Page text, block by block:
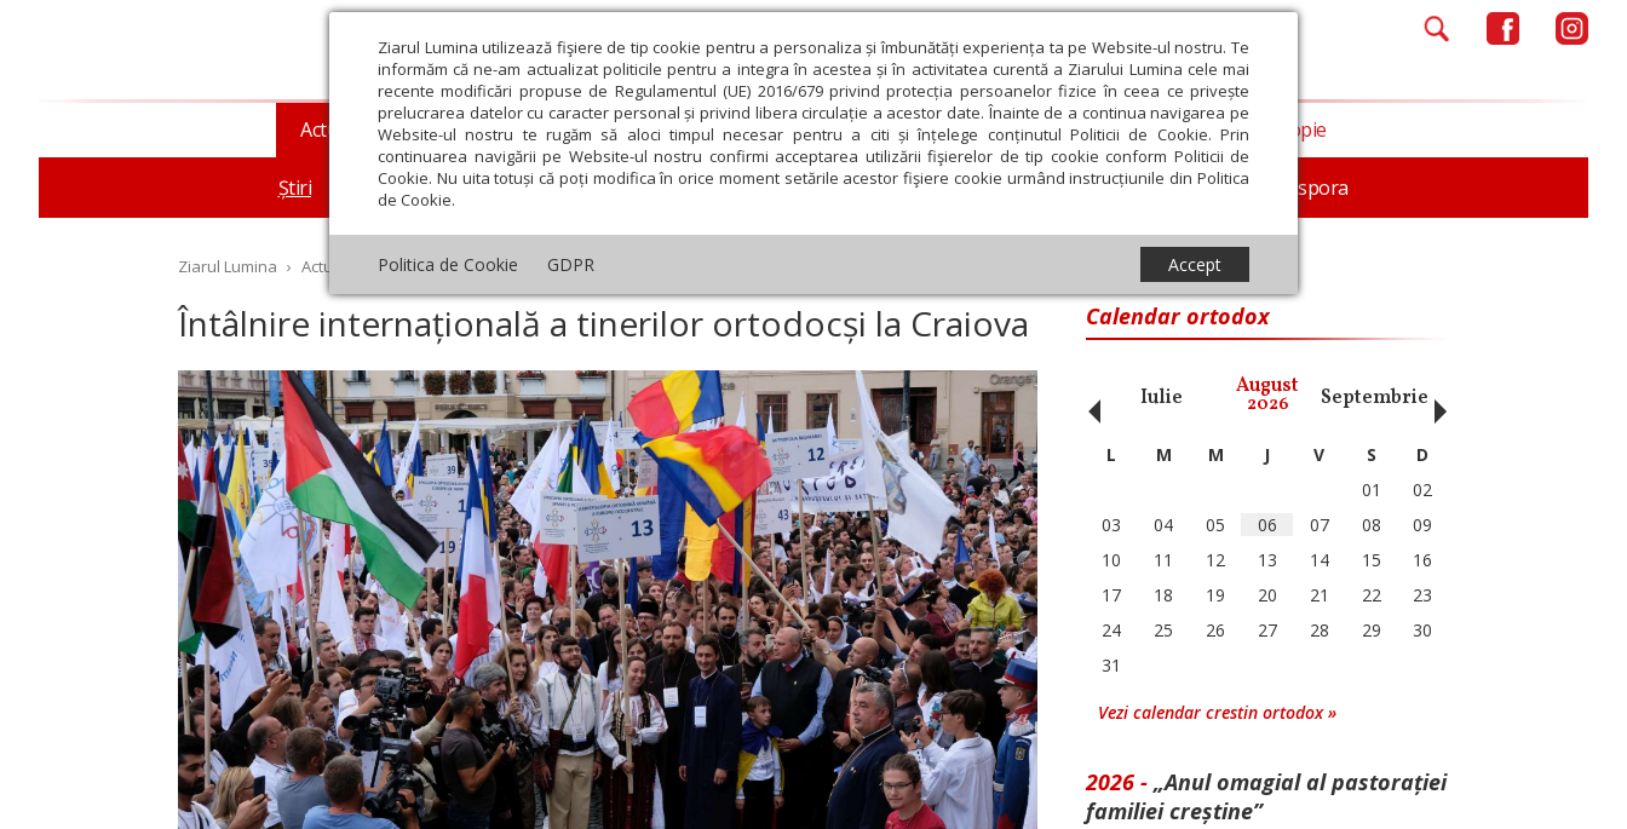
Ziarul Lumina utilizează fişiere de tip cookie pentru a personaliza și îmbunătăți experiența ta pe Website-ul nostru. Te
informăm că ne-am actualizat politicile pentru a integra în acestea și în activitatea curentă a Ziarului Lumina cele mai
recente modificări propuse de Regulamentul (UE) 2016/679 privind protecția persoanelor fizice în ceea ce privește
prelucrarea datelor cu caracter personal și privind libera circulație a acestor date. Înainte de a continua navigarea pe
Website-ul nostru te rugăm să aloci timpul necesar pentru a citi și înțelege conținutul Politicii de Cookie. Prin
continuarea navigării pe Website-ul nostru confirmi acceptarea utilizării fişierelor de tip cookie conform Politicii de
Cookie. Nu uita totuși că poți modifica în orice moment setările acestor fişiere cookie urmând instrucțiunile din Politica
de Cookie.
Politica de Cookie GDPR Accept
Actualitate religioasă
Știri Mesaje și cuvântări An omagial Comunicate de presă Documentar In memoriam Diaspora
Teologie și spiritualitate Educaţie și Cultură Societate Opinii Filantropie
Ziarul Lumina › Actualitate religioasă › Știri › Întâlnire internațională a tinerilor ortodocși la Craiova
Întâlnire internațională a tinerilor ortodocși la Craiova Calendar ortodox
Octombrie Noiembrie Decembrie Ianuarie Februarie Martie Aprilie Mai Iunie Iulie August
2026 Septembrie Octombrie
‹ L M M J V S
D
01
02
03
04 05 06 07 08
09
10
11 12 13 14 15
16
17
18 19 20 21 22
23
24
25 26 27 28 29
30
31
Vezi calendar crestin ortodox »
2026 - „Anul omagial al pastorației
familiei creștine”